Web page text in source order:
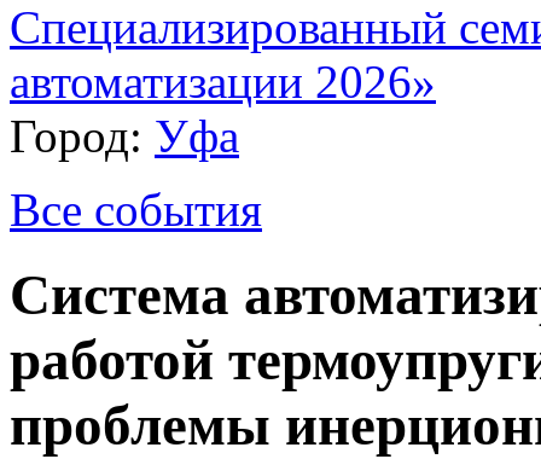
Специализированный
автоматизации 2026»
Город: Уфа
Все события
Система
работой
проблемы